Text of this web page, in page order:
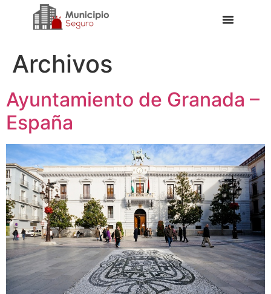
Archivos
Ayuntamiento de Granada –
España